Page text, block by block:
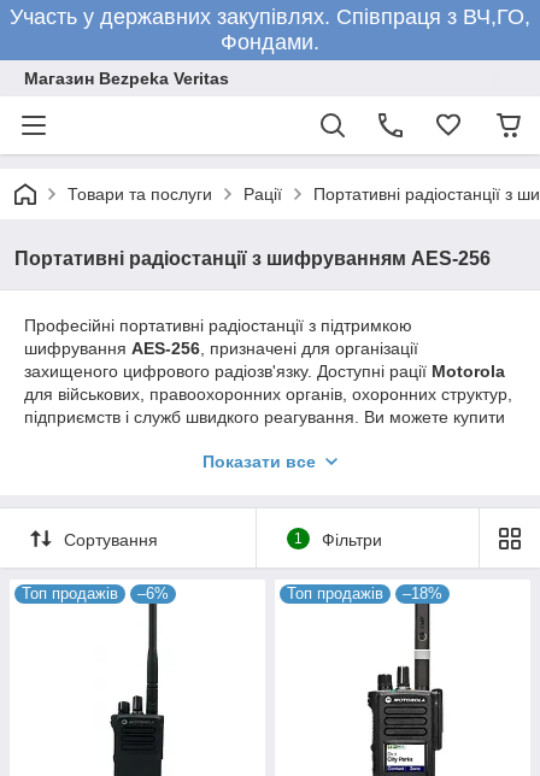
Участь у державних закупівлях. Співпраця з ВЧ,ГО,
Фондами.
Магазин Bezpeka Veritas
Товари та послуги Рації Портативні радіостанції з
Портативні радіостанції з шифруванням AES-256
Професійні портативні радіостанції з підтримкою
шифрування AES-256 , призначені для організації
захищеного цифрового радіозв'язку. Доступні рації Motorola
для військових, правоохоронних органів, охоронних структур,
підприємств і служб швидкого реагування. Ви можете купити
захистом корпусу, тривалим часом автономної роботи та
інформацією. Обирайте професійні радіостанції відповідно
до ваших завдань, умов експлуатації та необхідних
функціональних можливостей.
Показати все
Сортування 1 Фільтри
Топ продажів –6% Топ продажів –18%